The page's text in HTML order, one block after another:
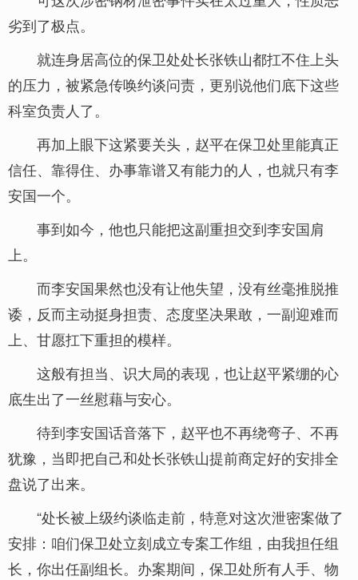
劣到了极点。
就连身居高位的保卫处处长张铁山都扛不住上头
的压力，被紧急传唤约谈问责，更别说他们底下这些
科室负责人了。
再加上眼下这紧要关头，赵平在保卫处里能真正
信任、靠得住、办事靠谱又有能力的人，也就只有李
安国一个。
事到如今，他也只能把这副重担交到李安国肩
上。
而李安国果然也没有让他失望，没有丝毫推脱推
诿，反而主动挺身担责、态度坚决果敢，一副迎难而
上、甘愿扛下重担的模样。
这般有担当、识大局的表现，也让赵平紧绷的心
底生出了一丝慰藉与安心。
待到李安国话音落下，赵平也不再绕弯子、不再
犹豫，当即把自己和处长张铁山提前商定好的安排全
盘说了出来。
“处长被上级约谈临走前，特意对这次泄密案做了
安排：咱们保卫处立刻成立专案工作组，由我担任组
长，你出任副组长。办案期间，保卫处所有人手、物